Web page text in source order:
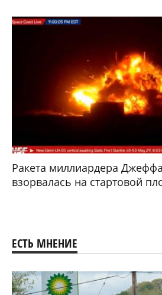
Ракета миллиардера
взорвалась на стартовой
ЕСТЬ МНЕНИЕ